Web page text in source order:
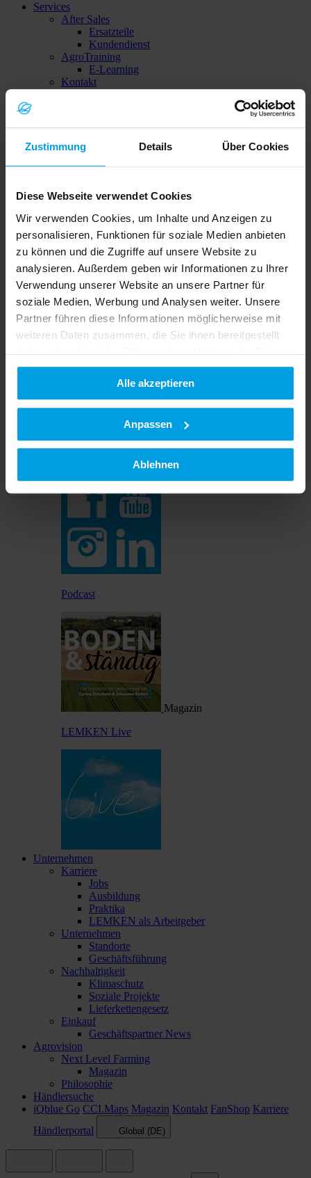
Zustimmung Details Über Cookies
Diese Webseite verwendet Cookies
Wir verwenden Cookies, um Inhalte und Anzeigen zu
personalisieren, Funktionen für soziale Medien anbieten
zu können und die Zugriffe auf unsere Website zu
analysieren. Außerdem geben wir Informationen zu Ihrer
Verwendung unserer Website an unsere Partner für
soziale Medien, Werbung und Analysen weiter. Unsere
Partner führen diese Informationen möglicherweise mit
weiteren Daten zusammen, die Sie ihnen bereitgestellt
haben oder die sie im Rahmen Ihrer Nutzung der Dienste
gesammelt haben.
Datenschutzerklärung|Impressum
Alle akzeptieren
Anpassen
Ablehnen
Services
After Sales
Ersatzteile
Kundendienst
AgroTraining
E-Learning
Kontakt
Betriebsanleitungen
Montageanleitungen
Fotos
Live erleben
Werksbesichtigungen
Messen & Events
Newsarchiv 2021-2023
Podcast
Magazin
LEMKEN Live
Unternehmen
Karriere
Jobs
Ausbildung
Praktika
LEMKEN als Arbeitgeber
Unternehmen
Standorte
Geschäftsführung
Nachhaltigkeit
Klimaschutz
Soziale Projekte
Lieferkettengesetz
Einkauf
Geschäftspartner News
Agrovision
Next Level Farming
Magazin
Philosophie
Händlersuche
iQblue Go CCI.Maps Magazin Kontakt FanShop Karriere
Händlerportal
Global (DE)